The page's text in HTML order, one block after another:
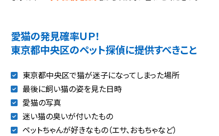
愛猫の発見確率ＵＰ！
東京都中央区のペット探偵に提供すべきこと
東京都中央区で猫が迷子になってしまった場所
最後に飼い猫の姿を見た日時
愛猫の写真
迷い猫の臭いが付いたもの
ペットちゃんが好きなもの（エサ、おもちゃなど）